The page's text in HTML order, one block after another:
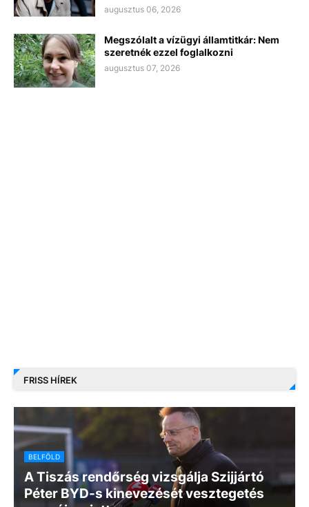
augusztus 06, 2026
Megszólalt a vízügyi államtitkár: Nem
szeretnék ezzel foglalkozni
augusztus 07, 2026
FRISS HÍREK
BELFÖLD
A Tiszás rendőrség vizsgálja Szijjártó
Péter BYD-s kinevezését vesztegetés